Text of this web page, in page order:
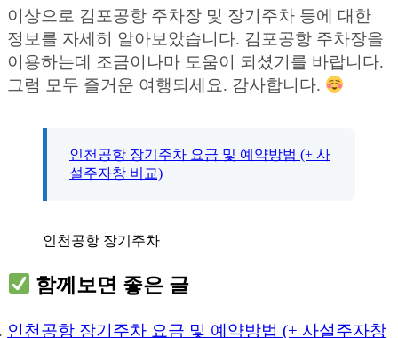
이상으로 김포공항 주차장 및 장기주차 등에 대한
정보를 자세히 알아보았습니다. 김포공항 주차장을
이용하는데 조금이나마 도움이 되셨기를 바랍니다.
그럼 모두 즐거운 여행되세요. 감사합니다.
인천공항 장기주차 요금 및 예약방법 (+ 사
설주자창 비교)
인천공항 장기주차
함께보면 좋은 글
인천공항 장기주차 요금 및 예약방법 (+ 사설주자창